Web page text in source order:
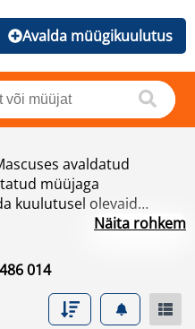
Avalda müügikuulutus
avaldatud
kuulutusel olevaid
Näita rohkem
014